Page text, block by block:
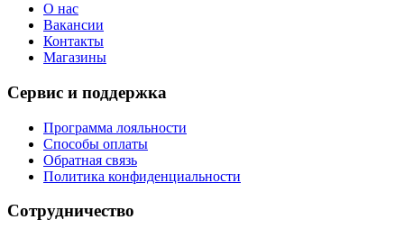
О нас
Вакансии
Контакты
Магазины
Сервис и поддержка
Программа лояльности
Способы оплаты
Обратная связь
Политика конфиденциальности
Сотрудничество